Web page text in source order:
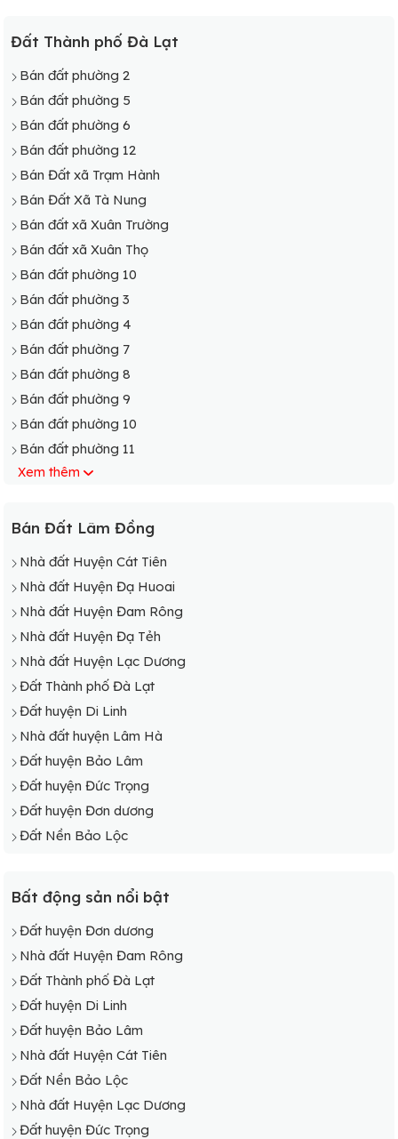
Đất Thành phố Đà Lạt
Bán đất phường 2
Bán đất phường 5
Bán đất phường 6
Bán đất phường 12
Bán Đất xã Trạm Hành
Bán Đất Xã Tà Nung
Bán đất xã Xuân Trường
Bán đất xã Xuân Thọ
Bán đất phường 10
Bán đất phường 3
Bán đất phường 4
Bán đất phường 7
Bán đất phường 8
Bán đất phường 9
Bán đất phường 10
Bán đất phường 11
Xem thêm
Bán Đất Lâm Đồng
Nhà đất Huyện Cát Tiên
Nhà đất Huyện Đạ Huoai
Nhà đất Huyện Đam Rông
Nhà đất Huyện Đạ Tẻh
Nhà đất Huyện Lạc Dương
Đất Thành phố Đà Lạt
Đất huyện Di Linh
Nhà đất huyện Lâm Hà
Đất huyện Bảo Lâm
Đất huyện Đức Trọng
Đất huyện Đơn dương
Đất Nền Bảo Lộc
Bất động sản nổi bật
Đất huyện Đơn dương
Nhà đất Huyện Đam Rông
Đất Thành phố Đà Lạt
Đất huyện Di Linh
Đất huyện Bảo Lâm
Nhà đất Huyện Cát Tiên
Đất Nền Bảo Lộc
Nhà đất Huyện Lạc Dương
Đất huyện Đức Trọng